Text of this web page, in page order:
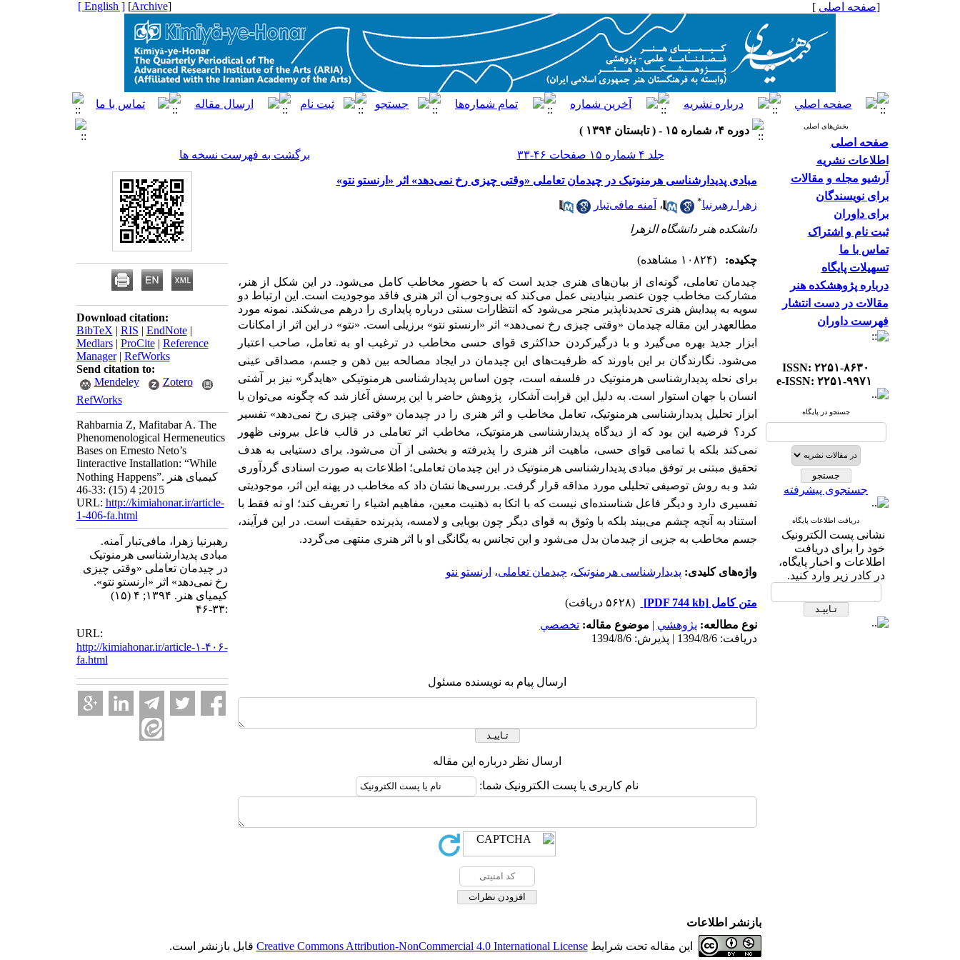
[صفحه اصلی ]
[
Archive
]
[ English ]
بخش‌های اصلی
صفحه اصلی
اطلاعات نشریه
آرشیو مجله و مقالات
برای نویسندگان
برای داوران
ثبت نام و اشتراک
تماس با ما
تسهیلات پایگاه
درباره پژوهشکده هنر
مقالات در دست انتشار
فهرست داوران
ISSN: ۲۲۵۱-۸۶۳۰
e-ISSN: ۲۲۵۱-۹۹۷۱
جستجو در پایگاه
جستجوی پیشرفته
دریافت اطلاعات پایگاه
نشانی پست الکترونیک
خود را برای دریافت
اطلاعات و اخبار پایگاه،
در کادر زیر وارد کنید.
دوره ۴، شماره ۱۵ - ( تابستان ۱۳۹۴ )
جلد ۴ شماره ۱۵ صفحات ۴۶-۳۳
برگشت به فهرست نسخه ها
مبادی پدیدارشناسی هرمنوتیک در چیدمان تعاملی «وقتی چیزی رخ نمی‌دهد» اثر «ارنستو نتو»
زهرا رهبر‌نیا* ، آمنه مافی‌تبار
دانشکده هنر دانشگاه الزهرا
چکیده:
(۱۰۸۲۴ مشاهده)
چیدمان تعاملی، گونه‌ای از بیان‌های هنری جدید است که با حضور مخاطب کامل می‌شود. در این شکل از هنر،
مشارکت مخاطب چون عنصر بنیادینی عمل می‌کند که بی‌وجوب آن اثر هنری فاقد موجودیت است. این ارتباط دو
سویه به پیدایش هنری تحدیدناپذیر منجر می‌شود که انتظارات سنتی درباره پایداری را درهم می‌شکند. نمونه مورد
مطالعهدر این مقاله چیدمان «وقتی چیزی رخ نمی‌دهد» اثر «ارنستو نتو» برزیلی است. «نتو» در این اثر از امکانات
ابزار جدید بهره می‌گیرد و با درگیرکردن حداکثری قوای حسی مخاطب در ترغیب او به تعامل، صاحب اعتبار
می‌شود. نگارندگان بر این باورند که ظرفیت‌های این چیدمان در ایجاد مصالحه بین ذهن و جسم، مصداقی عینی
برای نحله پدیدارشناسی هرمنوتیک در فلسفه است، چون اساس پدیدارشناسی هرمنوتیکی «هایدگر» نیز بر آشتی
انسان با جهان استوار است. به دلیل این قرابت آشکار، پژوهش حاضر با این پرسش آغاز شد که چگونه می‌توان با
ابزار تحلیل پدیدارشناسی هرمنوتیک، تعامل مخاطب و اثر هنری را در چیدمان «وقتی چیزی رخ نمی‌دهد» تفسیر
کرد؟ فرضیه این بود که از دیدگاه پدیدارشناسی هرمنوتیک، مخاطب اثر تعاملی در قالب فاعل بیرونی ظهور
نمی‌کند بلکه با تمامی قوای حسی، ماهیت اثر هنری را پذیرفته و بخشی از آن می‌شود. برای دستیابی به هدف
تحقیق مبتنی بر توفق مبادی پدیدارشناسی هرمنوتیک در این چیدمان تعاملی؛ اطلاعات به صورت اسنادی گردآوری
شد و به روش توصیفی تحلیلی مورد مداقه قرار گرفت. بررسی‌ها نشان داد که مخاطب در پهنه این اثر، موجودیتی
تفسیری دارد و دیگر فاعل شناسنده‌ای نیست که با اتکا به ذهنیت معین، مفاهیم اشیاء را تعریف کند؛ او نه فقط با
استناد به آنچه چشم می‌بیند بلکه با وثوق به قوای دیگر چون بویایی و لامسه، پذیرنده حقیقت است. در این فرآیند،
جسم مخاطب به جزیی از چیدمان بدل می‌شود و این تجانس به یگانگی او با اثر هنری منتهی می‌گردد.
واژه‌های کلیدی: پدیدارشناسی هرمنوتیک، چیدمان تعاملی، ارنستو نتو
متن کامل[PDF 744 kb]
(۵۶۲۸ دریافت)
نوع مطالعه: پژوهشي | موضوع مقاله:تخصصي
دریافت: 1394/8/6 | پذیرش: 1394/8/6
ارسال پیام به نویسنده مسئول
ارسال نظر درباره این مقاله
نام کاربری یا پست الکترونیک شما:
Download citation:
BibTeX | RIS | EndNote|
Medlars| ProCite| Reference
Manager| RefWorks
Send citation to:
Mendeley
Zotero
RefWorks
Rahbarnia Z, Mafitabar A. The
Phenomenological Hermeneutics
Bases on Ernesto Neto’s
Iinteractive Installation: “While
Nothing Happens”. کیمیای هنر
2015; 4 (15) :33-46
URL: http://kimiahonar.ir/article-
1-406-fa.html
رهبر‌نیا زهرا، مافی‌تبار آمنه.
مبادی پدیدارشناسی هرمنوتیک
در چیدمان تعاملی «وقتی چیزی
رخ نمی‌دهد» اثر «ارنستو نتو».
کیمیای هنر. ۱۳۹۴; ۴ (۱۵)
:۳۳-۴۶
URL:
http://kimiahonar.ir/article-۱-۴۰۶-
fa.html
بازنشر اطلاعات
این مقاله تحت شرایطCreative Commons Attribution-NonCommercial 4.0 International License قابل بازنشر است.